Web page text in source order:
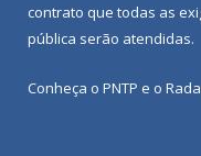
contrato que todas as
pública serão atendidas.
Conheça o PNTP e o